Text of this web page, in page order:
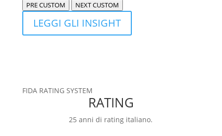
PRE CUSTOM NEXT CUSTOM
LEGGI GLI INSIGHT
FIDA RATING SYSTEM
RATING
25 anni di rating italiano.